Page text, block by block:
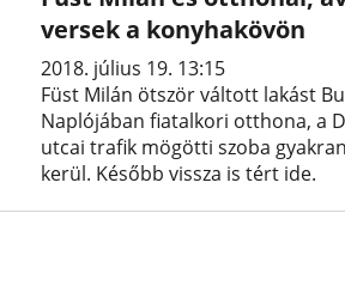
versek a konyhakövön
2018. július 19. 13:15
Füst Milán ötször váltott lakást
Naplójában fiatalkori otthona, a
utcai trafik mögötti szoba
kerül. Később vissza is tért ide.